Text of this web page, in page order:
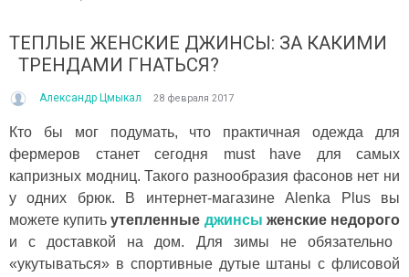
ЯКЕ ПОСТІЙНО ДИВУЄ: ЯК ОДЯГАТИСЯ,
ЗРАНКУ СПЕКА, А ВВЕЧЕРІ ВЖЕ ХОЧЕТЬСЯ
літа погода ніби вирішила перевірити всіх на
до сюрпризів. Зранку світить сонце і
після обіду приходить сильний...
КУПАЛЬНИК ІЗ НАКИДКОЮ
СПІДНИЦЕЮ: ЩО ОБРАТИ
Літо — це час, коли
впевнено та комфортно.
ТЕПЛЫЕ ЖЕНСКИЕ ДЖИНСЫ: ЗА КАКИМИ
ТРЕНДАМИ ГНАТЬСЯ?
Александр Цмыкал 28 февраля 2017
Кто бы мог подумать, что практичная одежда для
фермеров станет сегодня must have для самых
капризных модниц. Такого разнообразия фасонов нет ни
у одних брюк. В интернет-магазине Alenka Plus вы
можете купитьутепленные джинсы женские недорого
и с доставкой на дом. Для зимы не обязательно
«укутываться» в спортивные дутые штаны с флисовой